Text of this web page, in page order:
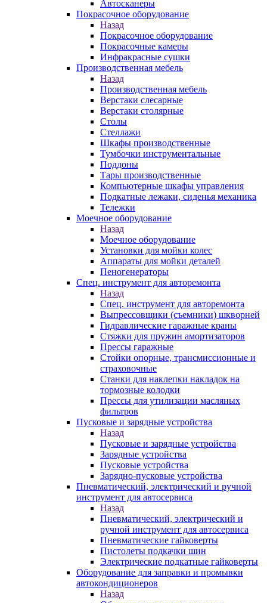
Автосканеры
Покрасочное оборудование
Назад
Покрасочное оборудование
Покрасочные камеры
Инфракрасные сушки
Производственная мебель
Назад
Производственная мебель
Верстаки слесарные
Верстаки столярные
Столы
Стеллажи
Шкафы производственные
Тумбочки инструментальные
Поддоны
Тары производственные
Компьютерные шкафы управления
Подкатные лежаки, сиденья механика
Тележки
Моечное оборудование
Назад
Моечное оборудование
Установки для мойки колес
Аппараты для мойки деталей
Пеногенераторы
Спец. инструмент для авторемонта
Назад
Спец. инструмент для авторемонта
Выпрессовщики (съемники) шкворней
Гидравлические гаражные краны
Стяжки для пружин амортизаторов
Прессы гаражные
Стойки опорные, трансмиссионные и
страховочные
Станки для наклепки накладок на
тормозные колодки
Прессы для утилизации масляных
фильтров
Пусковые и зарядные устройства
Назад
Пусковые и зарядные устройства
Зарядные устройства
Пусковые устройства
Зарядно-пусковые устройства
Пневматический, электрический и ручной
инструмент для автосервиса
Назад
Пневматический, электрический и
ручной инструмент для автосервиса
Пневматические гайковерты
Пистолеты подкачки шин
Электрические подкатные гайковерты
Оборудование для заправки и промывки
автокондиционеров
Назад